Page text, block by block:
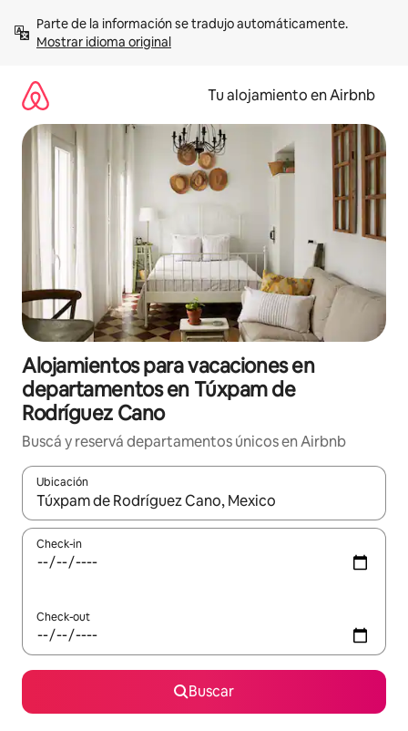
contenidoMostrar idioma original
Tu alojamiento en Airbnb
Alojamientos para vacaciones en
departamentos en Túxpam de
Rodríguez Cano
Buscá y reservá departamentos únicos en Airbnb
Ubicación
Cuando los resultados estén disponibles, navegá con las
Check-in
Check-out
Buscar